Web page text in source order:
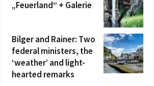
„Feuerland“ + Galerie
Bilger and Rainer: Two
federal ministers, the
‘weather’ and light-
hearted remarks